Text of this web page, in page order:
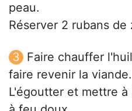
peau.
Réserver 2 rubans de
Faire chauffer
faire revenir la viande.
L'égoutter et mettre